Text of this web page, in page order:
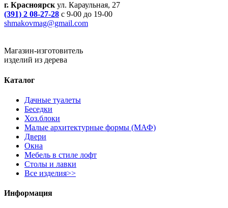
г. Красноярскул. Караульная, 27
(391) 2 08-27-28 с 9-00 до 19-00
shmakovmag@gmail.com
Магазин-изготовитель
изделий из дерева
Каталог
Дачные туалеты
Беседки
Хоз.блоки
Малые архитектурные формы (МАФ)
Двери
Окна
Мебель в стиле лофт
Столы и лавки
Все изделия>>
Информация